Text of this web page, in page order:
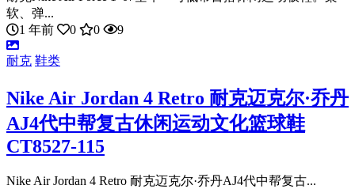
软、弹...
1 年前
0 0 9
耐克 鞋类
Nike Air Jordan 4 Retro 耐克迈克尔·乔丹
AJ4代中帮复古休闲运动文化篮球鞋
CT8527-115
Nike Air Jordan 4 Retro 耐克迈克尔·乔丹AJ4代中帮复古...